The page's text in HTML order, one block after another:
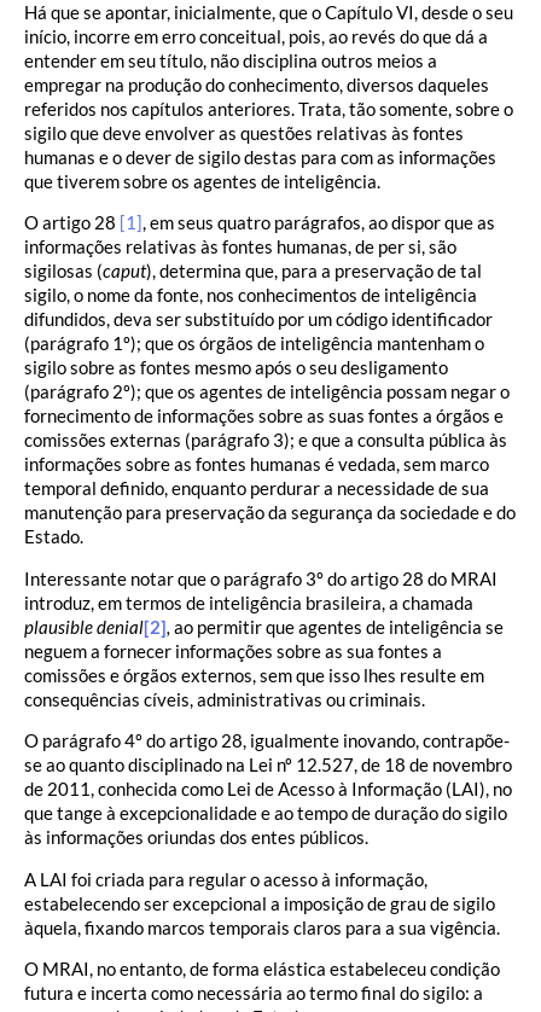
Há que se apontar, inicialmente, que o Capítulo VI, desde o seu
início, incorre em erro conceitual, pois, ao revés do que dá a
entender em seu título, não disciplina outros meios a
empregar na produção do conhecimento, diversos daqueles
referidos nos capítulos anteriores. Trata, tão somente, sobre o
sigilo que deve envolver as questões relativas às fontes
humanas e o dever de sigilo destas para com as informações
que tiverem sobre os agentes de inteligência.
O artigo 28 [1], em seus quatro parágrafos, ao dispor que as
informações relativas às fontes humanas, de per si, são
sigilosas (caput), determina que, para a preservação de tal
sigilo, o nome da fonte, nos conhecimentos de inteligência
difundidos, deva ser substituído por um código identificador
(parágrafo 1º); que os órgãos de inteligência mantenham o
sigilo sobre as fontes mesmo após o seu desligamento
(parágrafo 2º); que os agentes de inteligência possam negar o
fornecimento de informações sobre as suas fontes a órgãos e
comissões externas (parágrafo 3); e que a consulta pública às
informações sobre as fontes humanas é vedada, sem marco
temporal definido, enquanto perdurar a necessidade de sua
manutenção para preservação da segurança da sociedade e do
Estado.
Interessante notar que o parágrafo 3º do artigo 28 do MRAI
introduz, em termos de inteligência brasileira, a chamada
plausible denial[2], ao permitir que agentes de inteligência se
neguem a fornecer informações sobre as sua fontes a
comissões e órgãos externos, sem que isso lhes resulte em
consequências cíveis, administrativas ou criminais.
O parágrafo 4º do artigo 28, igualmente inovando, contrapõe-
se ao quanto disciplinado na Lei nº 12.527, de 18 de novembro
de 2011, conhecida como Lei de Acesso à Informação (LAI), no
que tange à excepcionalidade e ao tempo de duração do sigilo
às informações oriundas dos entes públicos.
A LAI foi criada para regular o acesso à informação,
estabelecendo ser excepcional a imposição de grau de sigilo
àquela, fixando marcos temporais claros para a sua vigência.
O MRAI, no entanto, de forma elástica estabeleceu condição
futura e incerta como necessária ao termo final do sigilo: a